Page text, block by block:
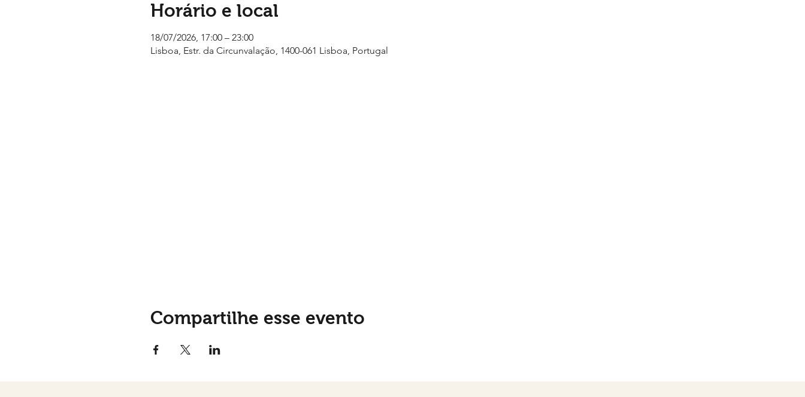
Horário e local
18/07/2026, 17:00 – 23:00
Lisboa, Estr. da Circunvalação, 1400-061 Lisboa, Portugal
Compartilhe esse evento